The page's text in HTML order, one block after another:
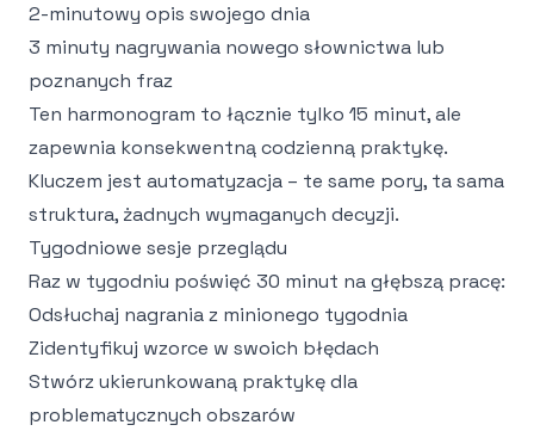
2-minutowy opis swojego dnia
3 minuty nagrywania nowego słownictwa lub
poznanych fraz
Ten harmonogram to łącznie tylko 15 minut, ale
zapewnia konsekwentną codzienną praktykę.
Kluczem jest automatyzacja – te same pory, ta sama
struktura, żadnych wymaganych decyzji.
Tygodniowe sesje przeglądu
Raz w tygodniu poświęć 30 minut na głębszą pracę:
Odsłuchaj nagrania z minionego tygodnia
Zidentyfikuj wzorce w swoich błędach
Stwórz ukierunkowaną praktykę dla
problematycznych obszarów